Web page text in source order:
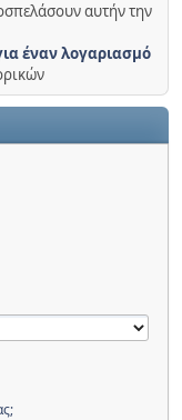
αυτήν την
έναν λογαριασμό